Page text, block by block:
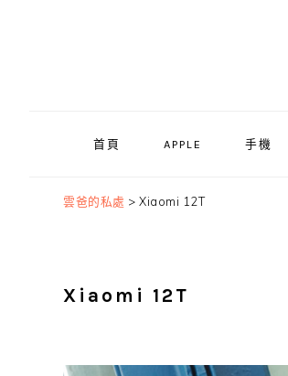
首頁 APPLE 手機
雲爸的私處 > Xiaomi 12T
Xiaomi 12T